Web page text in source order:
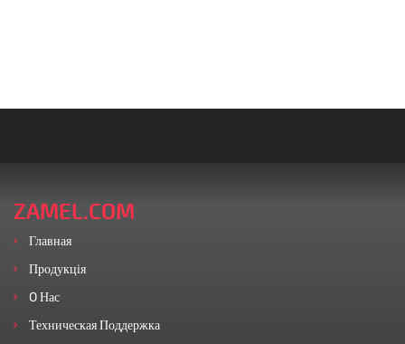
ZAMEL.COM
Главная
Продукція
O Нас
Техническая Поддержка